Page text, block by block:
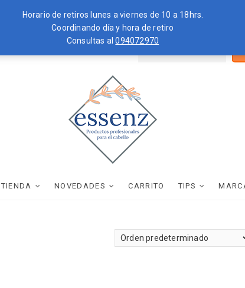
Horario de retiros lunes a viernes de 10 a 18hrs.
Coordinando día y hora de retiro
Consultas al094072970
por:
essenz
TIENDA NOVEDADES CARRITO TIPS